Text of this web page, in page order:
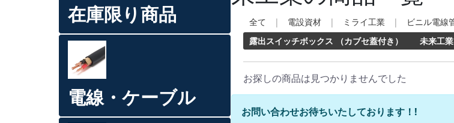
在庫限り商品
電線・ケーブル
全て | 電設資材 | ミライ工業 | ビニル電線
露出スイッチボックス （カブセ蓋付き） 未来工業
お探しの商品は見つかりませんでした
お問い合わせお待ちいたしております！!